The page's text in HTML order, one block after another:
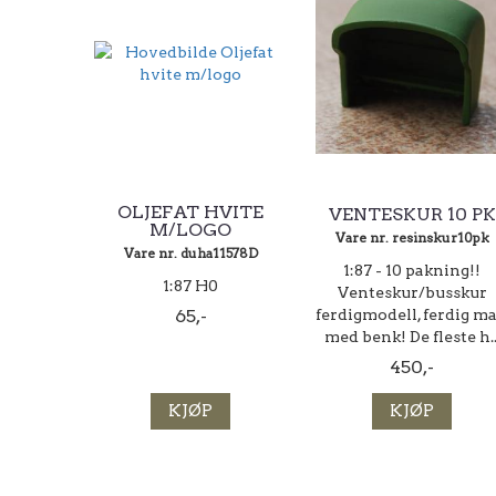
OLJEFAT HVITE
M/LOGO
Vare nr. duha11578D
1:87 H0
65,-
KJØP
VENTESKUR 10 PK
Vare nr. resinskur10pk
1:87 - 10 pakning!!
Venteskur/busskur
ferdigmodell, ferdig
med benk! De fleste
450,-
KJØP